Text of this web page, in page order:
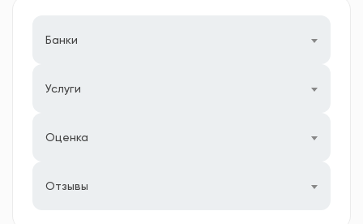
Банки
Услуги
Оценка
Отзывы